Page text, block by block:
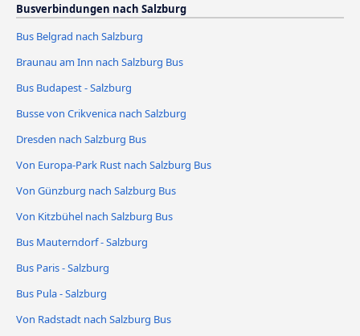
Busverbindungen nach Salzburg
Bus Belgrad nach Salzburg
Braunau am Inn nach Salzburg Bus
Bus Budapest - Salzburg
Busse von Crikvenica nach Salzburg
Dresden nach Salzburg Bus
Von Europa-Park Rust nach Salzburg Bus
Von Günzburg nach Salzburg Bus
Von Kitzbühel nach Salzburg Bus
Bus Mauterndorf - Salzburg
Bus Paris - Salzburg
Bus Pula - Salzburg
Von Radstadt nach Salzburg Bus